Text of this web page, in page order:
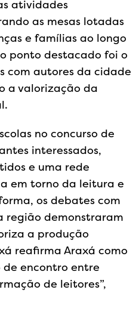
atividades
as mesas lotadas
e famílias ao longo
ponto destacado foi o
com autores da cidade
a valorização da
no concurso de
interessados,
e uma rede
em torno da leitura e
os debates com
região demonstraram
a produção
reafirma Araxá como
encontro entre
de leitores”,